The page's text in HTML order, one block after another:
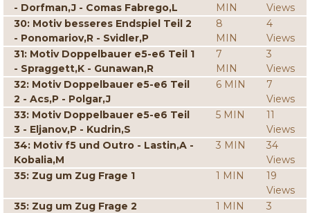
- Dorfman,J - Comas Fabrego,L
MIN
Views
30: Motiv besseres Endspiel Teil 2
- Ponomariov,R - Svidler,P
8
MIN
4
Views
31: Motiv Doppelbauer e5-e6 Teil 1
- Spraggett,K - Gunawan,R
7
MIN
3
Views
32: Motiv Doppelbauer e5-e6 Teil
2 - Acs,P - Polgar,J
6 MIN
7
Views
33: Motiv Doppelbauer e5-e6 Teil
3 - Eljanov,P - Kudrin,S
5 MIN
11
Views
34: Motiv f5 und Outro - Lastin,A -
Kobalia,M
3 MIN
34
Views
35: Zug um Zug Frage 1
1 MIN
19
Views
35: Zug um Zug Frage 2
1 MIN
3